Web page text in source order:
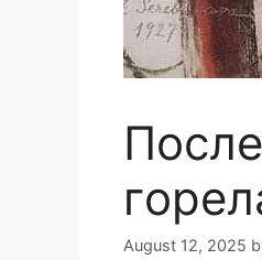
August 12, 2025